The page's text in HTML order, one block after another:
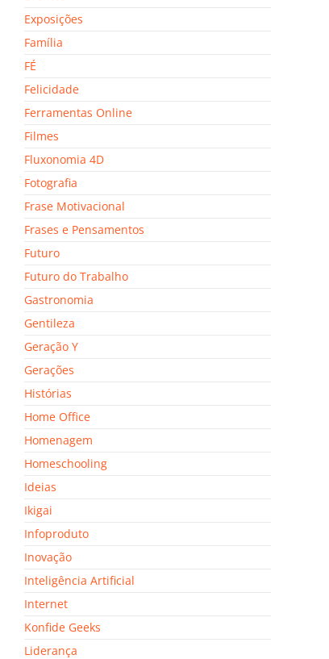
Exposições
Família
FÉ
Felicidade
Ferramentas Online
Filmes
Fluxonomia 4D
Fotografia
Frase Motivacional
Frases e Pensamentos
Futuro
Futuro do Trabalho
Gastronomia
Gentileza
Geração Y
Gerações
Histórias
Home Office
Homenagem
Homeschooling
Ideias
Ikigai
Infoproduto
Inovação
Inteligência Artificial
Internet
Konfide Geeks
Liderança